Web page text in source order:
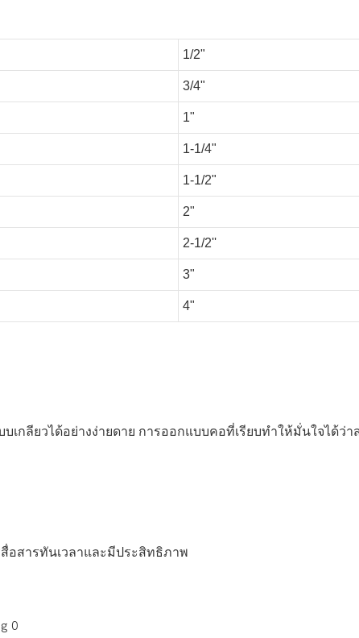
1/2"
3/4"
1"
1-1/4"
1-1/2"
2"
2-1/2''
3"
4"
กลียวได้อย่างง่ายดาย การออกแบบคอที่เรียบทำให้มั่นใจได้ว่
อสารทันเวลาและมีประสิทธิภาพ